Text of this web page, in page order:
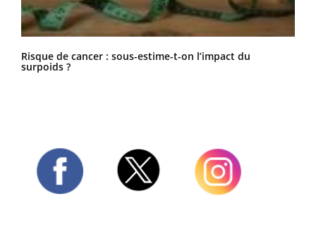
Risque de cancer : sous-estime-t-on l’impact du
surpoids ?